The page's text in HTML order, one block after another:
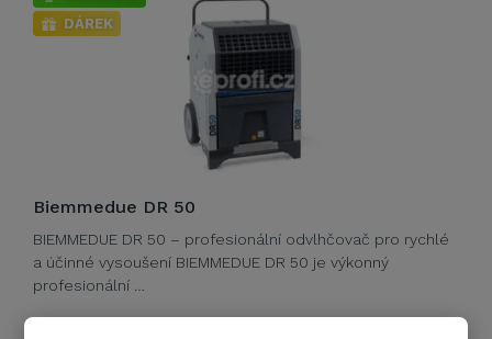
DÁREK
Biemmedue DR 50
BIEMMEDUE DR 50 – profesionální odvlhčovač pro rychlé
a účinné vysoušení BIEMMEDUE DR 50 je výkonný
profesionální …